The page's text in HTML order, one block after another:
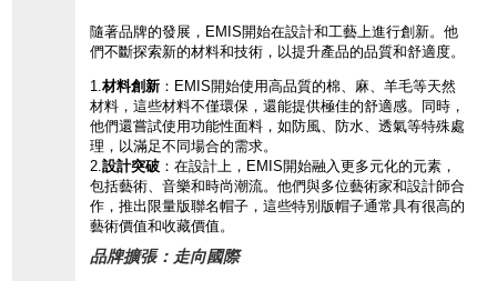
隨著品牌的發展， EMIS開始在設計和工藝上進行創 新。他
們不斷探索新的材料和技術， 以提升產品的品質和舒適度。
1.材料創新 ： EMIS開始使用高品質的棉、 麻、羊毛等天然
材料，這些材料不僅環保，還能提供極佳的舒適感。
同時，
他們還嘗試使用功能性面料，如防風、 防水、透氣等特殊處
理， 以滿足不同場合的需求。
2.設計突破 ：在設計上， EMIS開始融入更多元化的元素，
包括藝術、音樂和時尚潮流。他們與多位藝術家和設計師合
作，推出限量版聯名帽子，這些特別版帽子通常具有很高的
藝術價值和收藏價值。
品牌擴張：走向國際